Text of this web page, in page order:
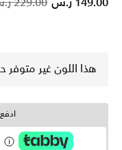
هذا اللون غير متوفر
ادفع